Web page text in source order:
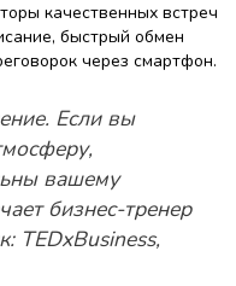
качественных встреч
быстрый обмен
через смартфон.
Если вы
вашему
бизнес-тренер
TEDxBusiness,